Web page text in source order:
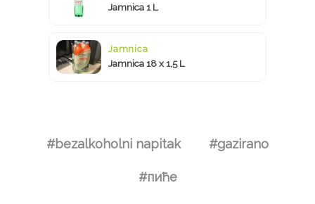
Jamnica 1 L
Jamnica
Jamnica 18 x 1,5 L
#bezalkoholni napitak #gazirano
#пиће